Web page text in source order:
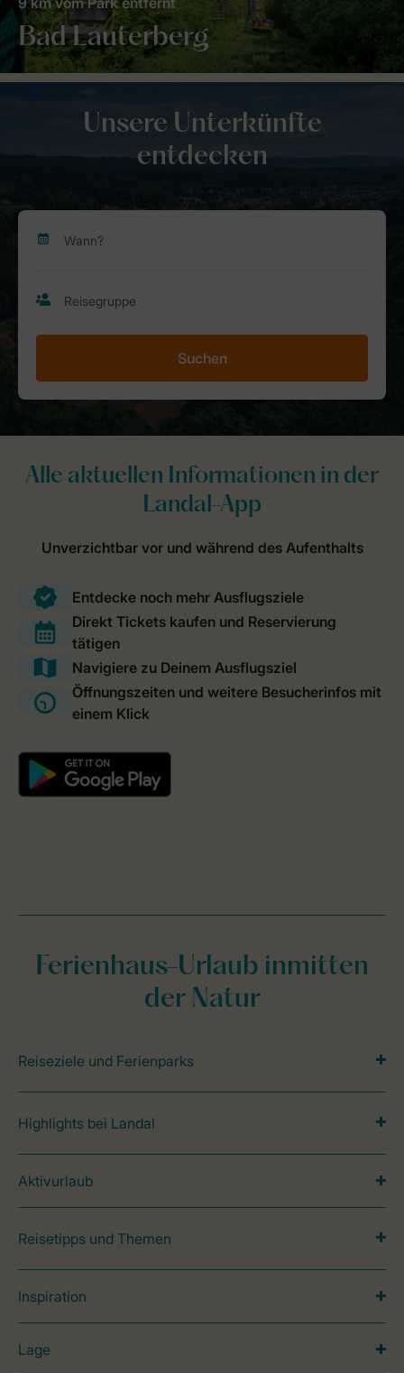
Bad Lauterberg
Unsere Unterkünfte
entdecken
Suchen
Ferienhaus-Urlaub inmitten
der Natur
Reiseziele und Ferienparks
Highlights bei Landal
Aktivurlaub
Reisetipps und Themen
Inspiration
Lage